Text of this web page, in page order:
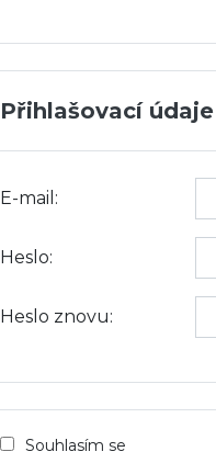
Přihlašovací údaje
E-mail:
Heslo:
Heslo znovu:
Souhlasím se